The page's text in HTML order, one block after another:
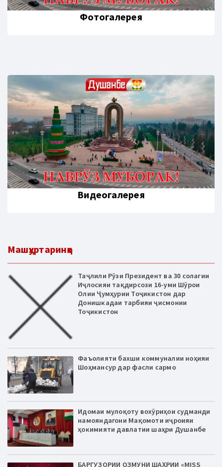
Фотогалерея
Видеогалерея
Машҳуртаринҳо
Таҷлили Рӯзи Президент ва 30 солагии
Иҷлосияи тақдирсози 16-уми Шӯрои
Олии Ҷумҳурии Тоҷикистон дар
Донишкадаи тарбияи ҷисмонии
Тоҷикистон
Фаъолияти бахши коммуналии ноҳияи
Шоҳмансур дар фасли сармо
Идомаи мулоқоту вохӯриҳои судманди
намояндагони Мақомоти иҷроияи
ҳокимияти давлатии шаҳри Душанбе
БАРГУЗОРИИ ОЗМУНИ ШАҲРИИ «MISS